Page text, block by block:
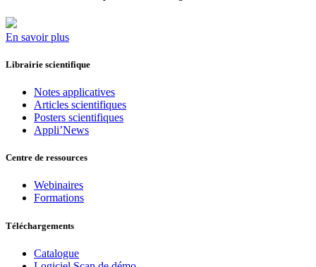
En savoir plus
Librairie scientifique
Notes applicatives
Articles scientifiques
Posters scientifiques
Appli’News
Centre de ressources
Webinaires
Formations
Téléchargements
Catalogue